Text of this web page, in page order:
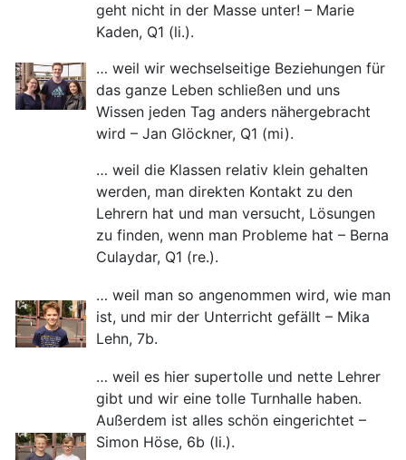
geht nicht in der Masse unter! – Marie
Kaden, Q1 (li.).
… weil wir wechselseitige Beziehungen für
das ganze Leben schließen und uns
Wissen jeden Tag anders nähergebracht
wird – Jan Glöckner, Q1 (mi).
… weil die Klassen relativ klein gehalten
werden, man direkten Kontakt zu den
Lehrern hat und man versucht, Lösungen
zu finden, wenn man Probleme hat – Berna
Culaydar, Q1 (re.).
… weil man so angenommen wird, wie man
ist, und mir der Unterricht gefällt – Mika
Lehn, 7b.
… weil es hier supertolle und nette Lehrer
gibt und wir eine tolle Turnhalle haben.
Außerdem ist alles schön eingerichtet –
Simon Höse, 6b (li.).